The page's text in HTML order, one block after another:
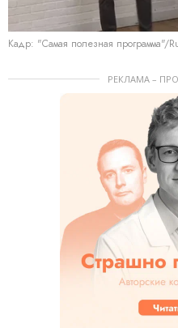
Кадр: "Самая полезная программа"/
РЕКЛАМА –